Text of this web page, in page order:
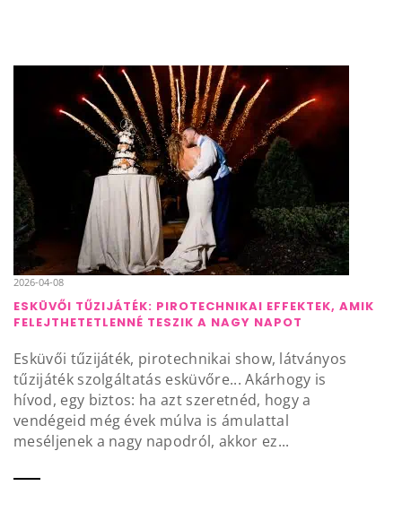
2026-04-08
ESKÜVŐI TŰZIJÁTÉK: PIROTECHNIKAI EFFEKTEK, AMIK
FELEJTHETETLENNÉ TESZIK A NAGY NAPOT
Esküvői tűzijáték, pirotechnikai show, látványos
tűzijáték szolgáltatás esküvőre... Akárhogy is
hívod, egy biztos: ha azt szeretnéd, hogy a
vendégeid még évek múlva is ámulattal
meséljenek a nagy napodról, akkor ez...